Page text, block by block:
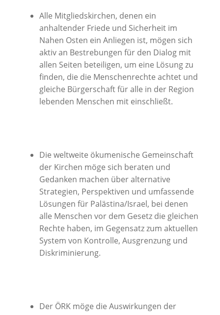
Alle Mitgliedskirchen, denen ein
anhaltender Friede und Sicherheit im
Nahen Osten ein Anliegen ist, mögen sich
aktiv an Bestrebungen für den Dialog mit
allen Seiten beteiligen, um eine Lösung zu
finden, die die Menschenrechte achtet und
gleiche Bürgerschaft für alle in der Region
lebenden Menschen mit einschließt.
Die weltweite ökumenische Gemeinschaft
der Kirchen möge sich beraten und
Gedanken machen über alternative
Strategien, Perspektiven und umfassende
Lösungen für Palästina/Israel, bei denen
alle Menschen vor dem Gesetz die gleichen
Rechte haben, im Gegensatz zum aktuellen
System von Kontrolle, Ausgrenzung und
Diskriminierung.
Der ÖRK möge die Auswirkungen der